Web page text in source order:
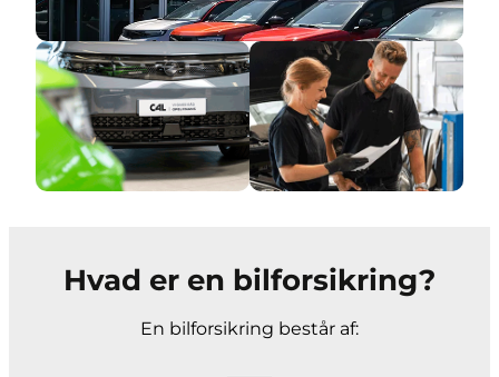
Hvad er en bilforsikring?
En bilforsikring består af: